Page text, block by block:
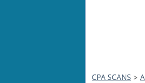
CPA SCANS >